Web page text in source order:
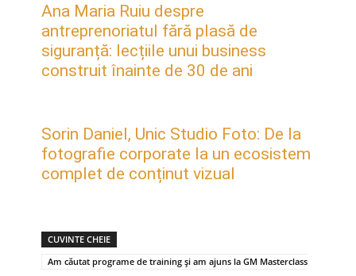
Ana Maria Ruiu despre
antreprenoriatul fără plasă de
siguranță: lecțiile unui business
construit înainte de 30 de ani
Sorin Daniel, Unic Studio Foto: De la
fotografie corporate la un ecosistem
complet de conținut vizual
CUVINTE CHEIE
Am căutat programe de training și am ajuns la GM Masterclass